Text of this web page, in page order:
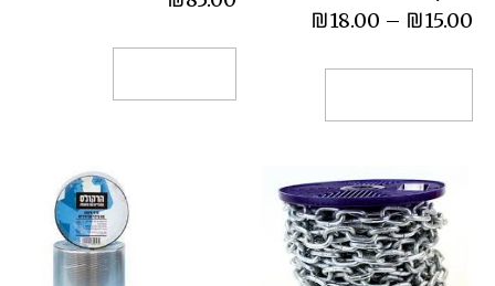
₪15.00
–
₪18.00